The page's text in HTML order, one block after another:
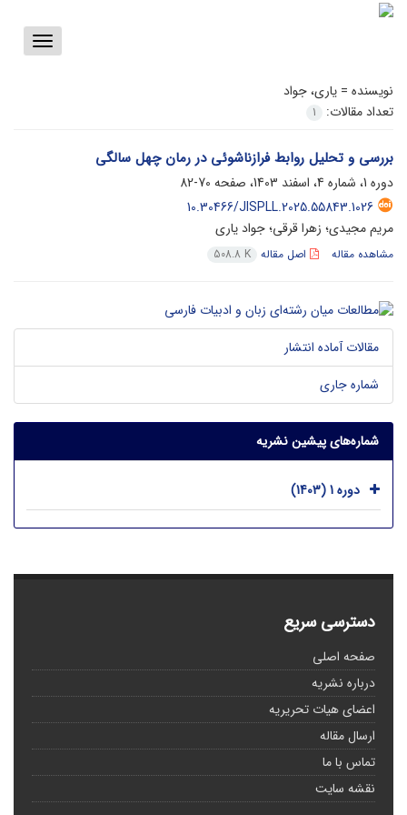
Toggle
نویسنده = یاری، جواد
تعداد مقالات:
1
بررسی و تحلیل روابط فرازناشوئی در رمان چهل سالگی
دوره 1، شماره 4، اسفند 1403، صفحه
70-82
10.30466/JISPLL.2025.55843.1026
مریم مجیدی؛ زهرا قرقی؛ جواد یاری
مشاهده مقاله اصل مقاله 508.8 K
مقالات آماده انتشار
شماره جاری
شماره‌های پیشین نشریه
دوره 1 (1403)
دسترسی سریع
صفحه اصلی
درباره نشریه
اعضای هیات تحریریه
ارسال مقاله
تماس با ما
نقشه سایت